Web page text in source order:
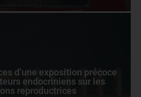
d’une exposition précoce
endocriniens sur les
reproductrices